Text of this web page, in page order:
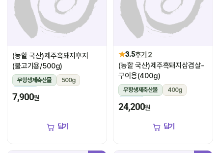
(농할 국산)제주흑돼지후지
(불고기용/500g)
무항생제축산물
500g
냉장
7,900원
담기
★3.5후기 2
(농할 국산)제주흑돼지삼겹살-
구이용(400g)
무항생제축산물
400g
냉장
24,200원
담기